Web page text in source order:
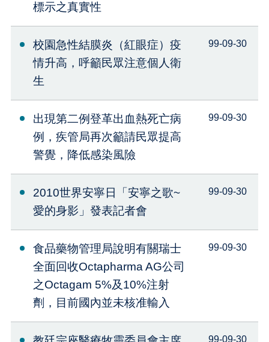
標示之真實性
校園急性結膜炎（紅眼症）疫
情升高，呼籲民眾注意個人衛
生
99-09-30
出現第二例登革出血熱死亡病
例，疾管局再次籲請民眾提高
警覺，降低感染風險
99-09-30
2010世界安寧日「安寧之歌~
愛的身影」發表記者會
99-09-30
食品藥物管理局說明有關瑞士
全面回收Octapharma AG公司
之Octagam 5%及10%注射
劑，目前國內並未核准輸入
99-09-30
99-09-30